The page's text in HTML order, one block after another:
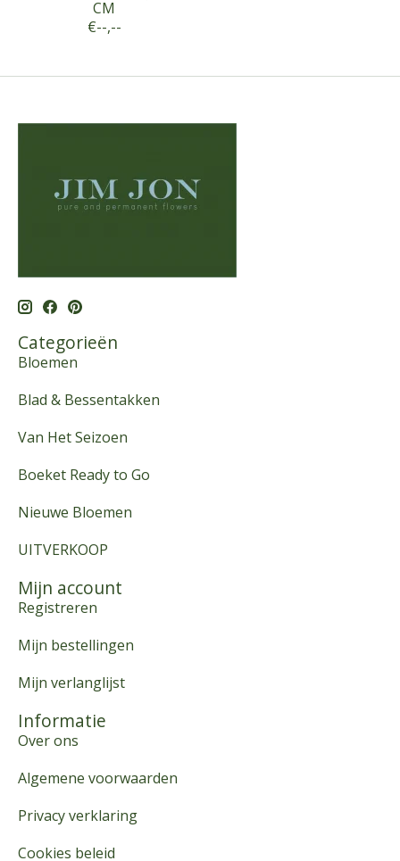
CM
€--,--
Categorieën
Bloemen
Blad & Bessentakken
Van Het Seizoen
Boeket Ready to Go
Nieuwe Bloemen
UITVERKOOP
Mijn account
Registreren
Mijn bestellingen
Mijn verlanglijst
Informatie
Over ons
Algemene voorwaarden
Privacy verklaring
Cookies beleid